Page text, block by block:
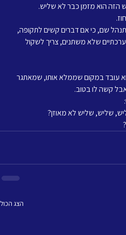
הזה הוא מזמן כבר לא שליש.
שם, כי אם דברים קשים לתקופה,
שלא משתנים, צריך לשקול
עובד במקום שממלא אותו, שמאתגר
קשה לו בטוב.
שליש, שליש לא מאוזן?
הצג הכול